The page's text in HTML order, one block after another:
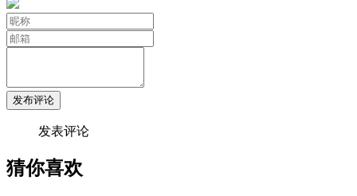
发布评论
发表评论
猜你喜欢